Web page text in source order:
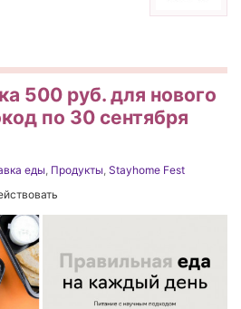
500 руб. для нового
по 30 сентября
еды, Продукты, Stayhome Fest